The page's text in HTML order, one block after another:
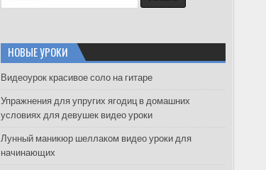
e
h
f
r
:
НОВЫЕ УРОКИ
Видеоурок красивое соло на гитаре
Упражнения для упругих ягодиц в домашних
условиях для девушек видео уроки
Лунный маникюр шеллаком видео уроки для
начинающих